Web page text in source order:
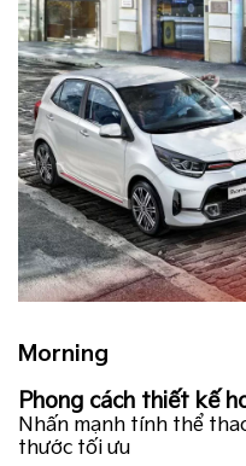
Morning
Phong cách thiết kế
Nhấn mạnh tính thể
thước tối ưu